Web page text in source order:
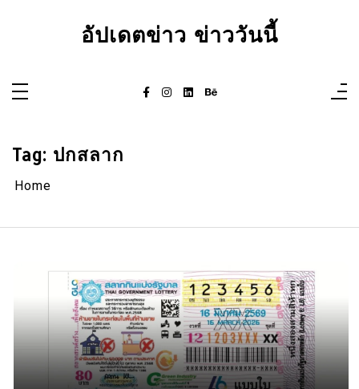
อัปเดตข่าว ข่าววันนี้
Tag: ปกสลาก
Home